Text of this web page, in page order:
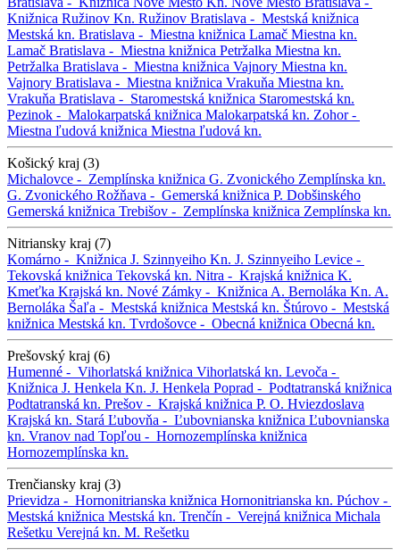
Knižnica Ružinov Kn. Ružinov Bratislava - Mestská knižnica
Mestská kn. Bratislava - Miestna knižnica Lamač Miestna kn.
Lamač Bratislava - Miestna knižnica Petržalka Miestna kn.
Petržalka Bratislava - Miestna knižnica Vajnory Miestna kn.
Vajnory Bratislava - Miestna knižnica Vrakuňa Miestna kn.
Vrakuňa Bratislava - Staromestská knižnica Staromestská kn.
Pezinok - Malokarpatská knižnica Malokarpatská kn. Zohor -
Miestna ľudová knižnica Miestna ľudová kn.
Košický kraj (3)
Michalovce - Zemplínska knižnica G. Zvonického Zemplínska kn.
G. Zvonického Rožňava - Gemerská knižnica P. Dobšinského
Gemerská knižnica Trebišov - Zemplínska knižnica Zemplínska kn.
Nitriansky kraj (7)
Komárno - Knižnica J. Szinnyeiho Kn. J. Szinnyeiho Levice -
Tekovská knižnica Tekovská kn. Nitra - Krajská knižnica K.
Kmeťka Krajská kn. Nové Zámky - Knižnica A. Bernoláka Kn. A.
Bernoláka Šaľa - Mestská knižnica Mestská kn. Štúrovo - Mestská
knižnica Mestská kn. Tvrdošovce - Obecná knižnica Obecná kn.
Prešovský kraj (6)
Humenné - Vihorlatská knižnica Vihorlatská kn. Levoča -
Knižnica J. Henkela Kn. J. Henkela Poprad - Podtatranská knižnica
Podtatranská kn. Prešov - Krajská knižnica P. O. Hviezdoslava
Krajská kn. Stará Ľubovňa - Ľubovnianska knižnica Ľubovnianska
kn. Vranov nad Topľou - Hornozemplínska knižnica
Hornozemplínska kn.
Trenčiansky kraj (3)
Prievidza - Hornonitrianska knižnica Hornonitrianska kn. Púchov -
Mestská knižnica Mestská kn. Trenčín - Verejná knižnica Michala
Rešetku Verejná kn. M. Rešetku